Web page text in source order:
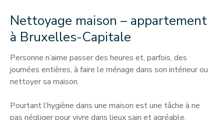
Nettoyage maison – appartement
à Bruxelles-Capitale
Personne n’aime passer des heures et, parfois, des
journées entières, à faire le ménage dans son intérieur ou
nettoyer sa maison.
Pourtant l’hygiène dans une maison est une tâche à ne
pas négliger pour vivre dans lieux sain et agréable.